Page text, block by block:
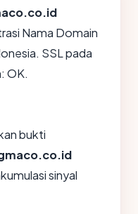
Nama Domain
SSL pada
OK.
bukti
sinyal